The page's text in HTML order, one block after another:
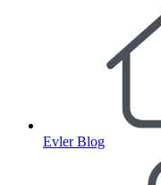
Evler Blog